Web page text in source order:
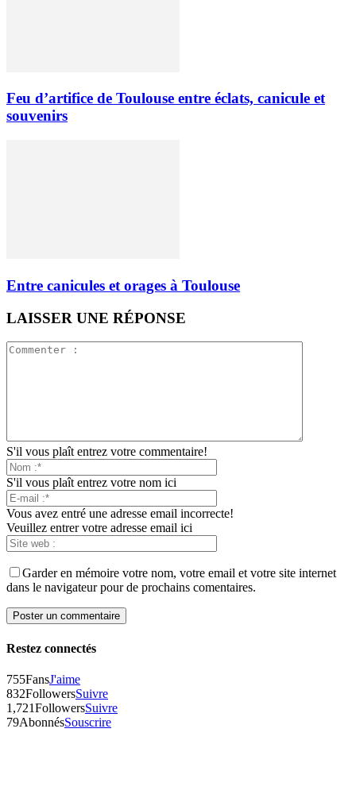
Feu d’artifice de Toulouse entre éclats, canicule et
souvenirs
Entre canicules et orages à Toulouse
LAISSER UNE RÉPONSE
S'il vous plaît entrez votre commentaire!
S'il vous plaît entrez votre nom ici
Vous avez entré une adresse email incorrecte!
Veuillez entrer votre adresse email ici
Garder en mémoire votre nom, votre email et votre site internet
dans le navigateur pour de prochains comentaires.
Restez connectés
755FansJ'aime
832FollowersSuivre
1,721FollowersSuivre
79AbonnésSouscrire